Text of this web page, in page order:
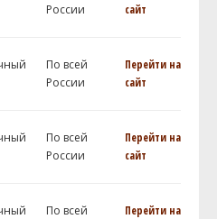
России
сайт
По всей
России
Перейти на
сайт
По всей
России
Перейти на
сайт
По всей
Перейти на